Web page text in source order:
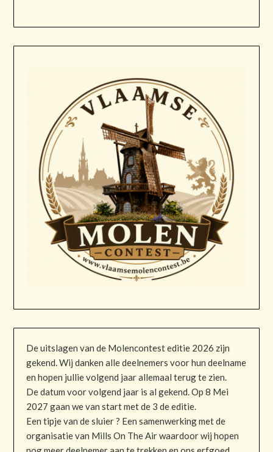
De uitslagen van de Molencontest editie 2026 zijn
gekend. Wij danken alle deelnemers voor hun deelname
en hopen jullie volgend jaar allemaal terug te zien.
De datum voor volgend jaar is al gekend. Op 8 Mei
2027 gaan we van start met de 3 de editie.
Een tipje van de sluier ? Een samenwerking met de
organisatie van Mills On The Air waardoor wij hopen